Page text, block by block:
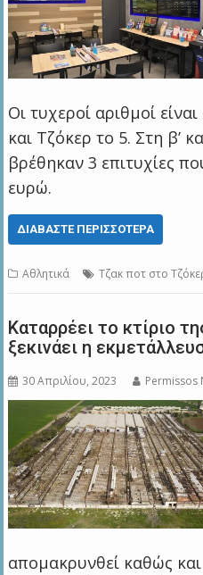
Οι τυχεροί αριθμοί
και Τζόκερ το 5. Στη β’
βρέθηκαν 3 επιτυχίες
ευρώ.
ΔΙΑΒΆΣΤΕ ΠΕΡΙΣΣΌΤΕΡΑ
Αθλητικά Τζακ ποτ στο
Καταρρέει το κτίριο
ξεκινάει η
30 Απριλίου, 2023 Permissos
απομακρυνθεί καθώς